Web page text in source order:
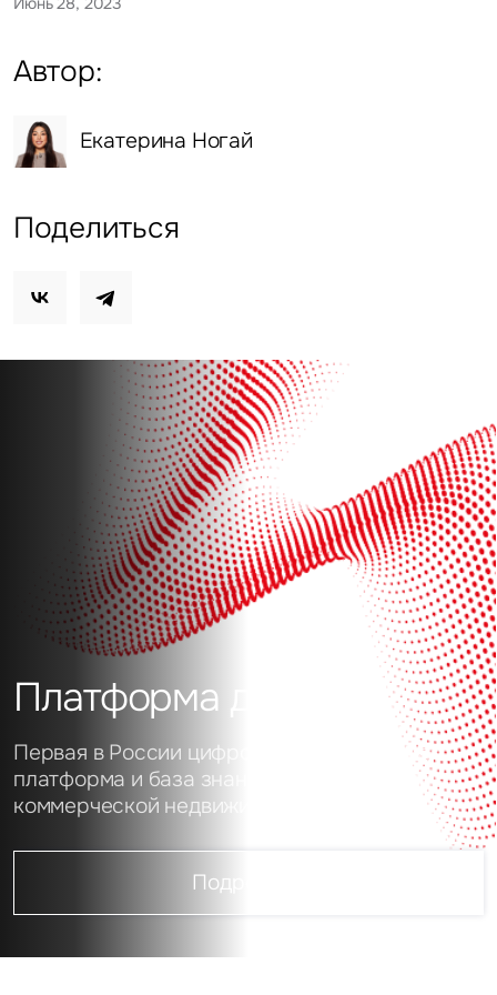
Автор:
Екатерина Ногай
Поделиться
Платформа данных
Первая в России цифровая аналитическая
платформа и база знаний о рынке
коммерческой недвижимости
Подробнее